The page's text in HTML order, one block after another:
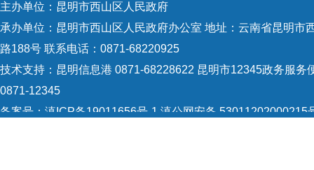
主办单位：昆明市西山区人民政府
承办单位：昆明市西山区人民政府办公室 地址：云南省昆明市
路188号 联系电话：0871-68220925
技术支持： 昆明信息港 0871-68228622 昆明市12345政务服务
0871-12345
备案号： 滇ICP备19011656号-1 滇公网安备 53011202000215